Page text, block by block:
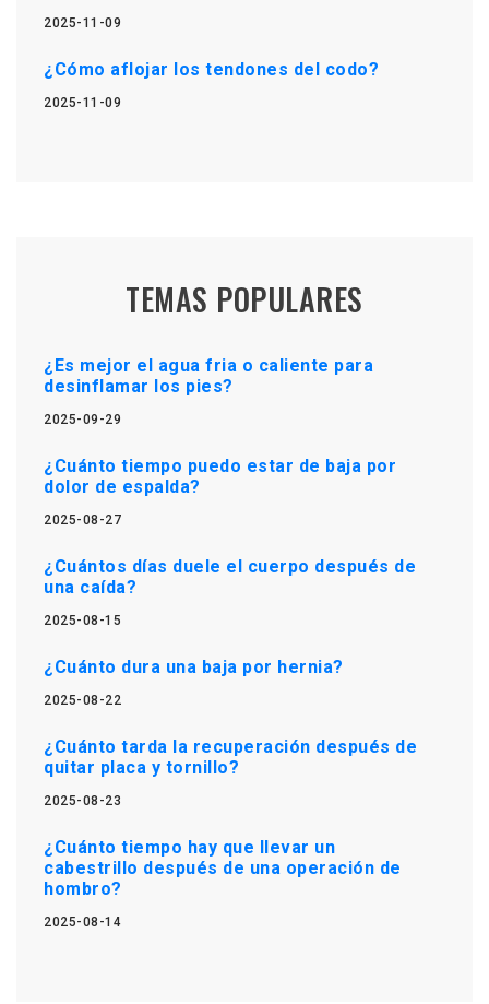
2025-11-09
¿Cómo aflojar los tendones del codo?
2025-11-09
TEMAS POPULARES
¿Es mejor el agua fria o caliente para
desinflamar los pies?
2025-09-29
¿Cuánto tiempo puedo estar de baja por
dolor de espalda?
2025-08-27
¿Cuántos días duele el cuerpo después de
una caída?
2025-08-15
¿Cuánto dura una baja por hernia?
2025-08-22
¿Cuánto tarda la recuperación después de
quitar placa y tornillo?
2025-08-23
¿Cuánto tiempo hay que llevar un
cabestrillo después de una operación de
hombro?
2025-08-14